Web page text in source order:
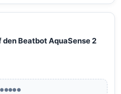
den Beatbot AquaSense 2